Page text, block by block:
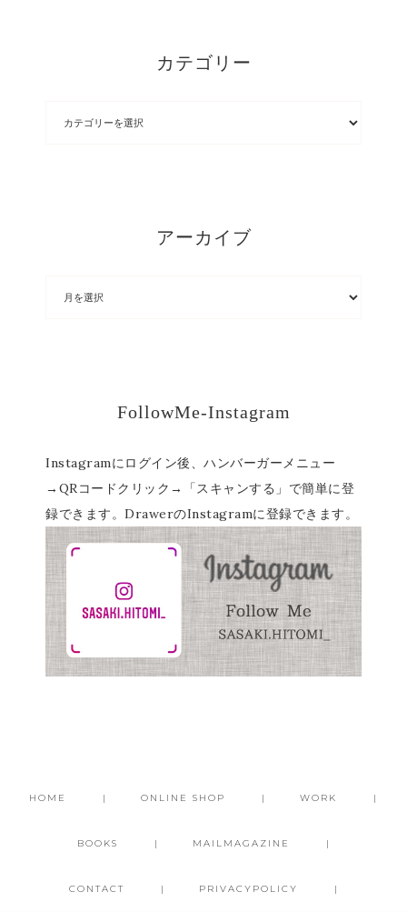
カテゴリー
アーカイブ
FollowMe-Instagram
Instagramにログイン後、ハンバーガーメニュー
→QRコードクリック→「スキャンする」で簡単に登
録できます。DrawerのInstagramに登録できます。
HOME ONLINE SHOP WORK
BOOKS MAILMAGAZINE
CONTACT PRIVACYPOLICY